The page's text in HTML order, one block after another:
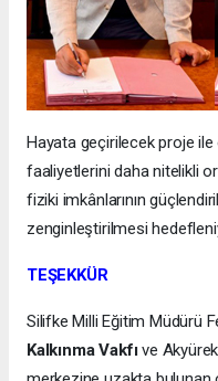
Hayata geçirilecek proje
faaliyetlerini daha nitelikli
fiziki imkânlarının
zenginleştirilmesi
TEŞEKKÜR
Silifke Milli Eğitim Müdürü
Kalkınma Vakfıve